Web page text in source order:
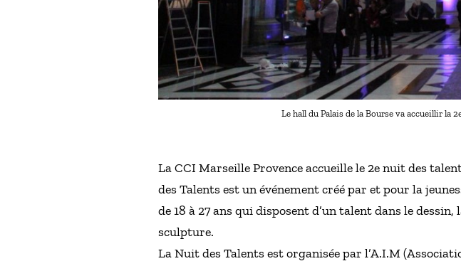
Le hall du Palais de la Bourse va accueillir la
La CCI Marseille Provence accueille le 2e nuit des
des Talents est un événement créé par et pour la
de 18 à 27 ans qui disposent d’un talent dans le
sculpture.
La Nuit des Talents est organisée par l’A.I.M